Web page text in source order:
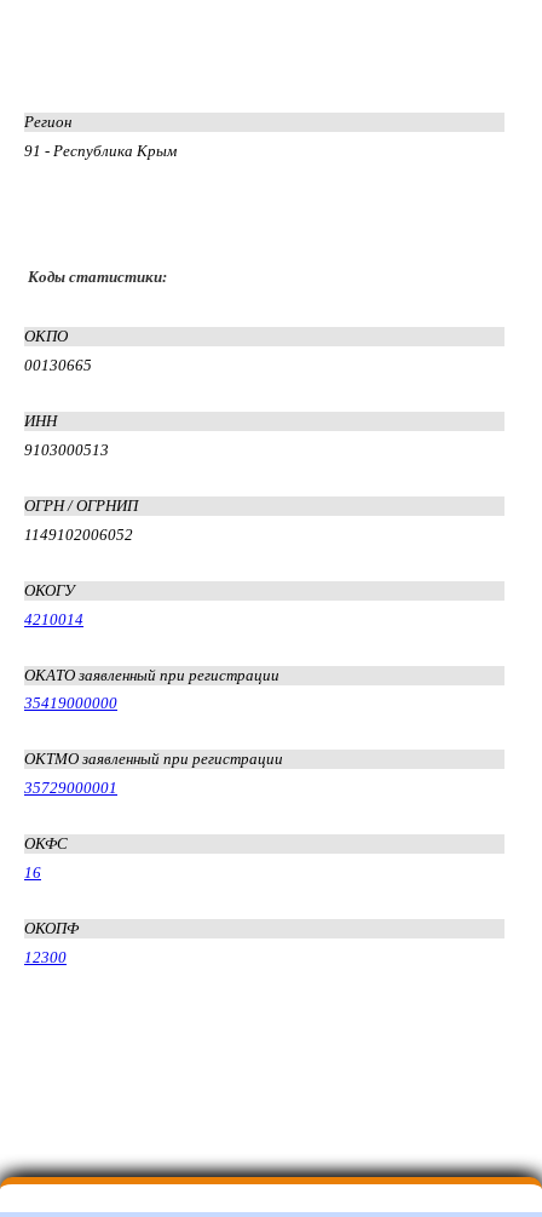
Регион
91 - Республика Крым
Коды статистики:
ОКПО
00130665
ИНН
9103000513
ОГРН / ОГРНИП
1149102006052
ОКОГУ
4210014
ОКАТО заявленный при регистрации
35419000000
ОКТМО заявленный при регистрации
35729000001
ОКФС
16
ОКОПФ
12300